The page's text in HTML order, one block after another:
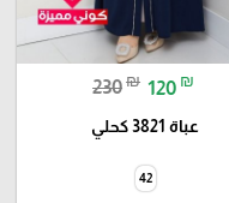
230₪ 120 ₪
عباة 3821 كحلي
42